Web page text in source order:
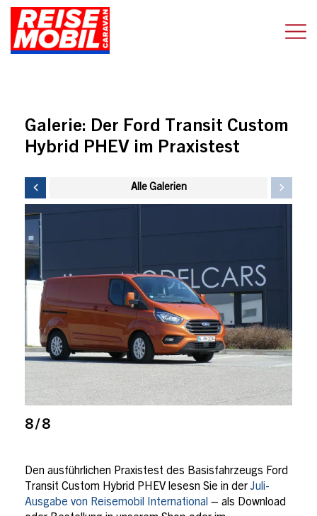
Galerie: Der Ford Transit Custom
Hybrid PHEV im Praxistest
Alle Galerien
8 / 8
Den ausführlichen Praxistest des Basisfahrzeugs Ford
Transit Custom Hybrid PHEV lesesn Sie in derJuli-
Ausgabe von Reisemobil International – als Download